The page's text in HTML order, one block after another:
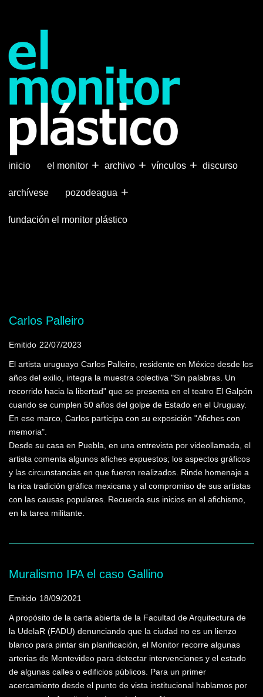
principal
inicio +
el monitor +
archivo +
vínculos discurso
archívese +
pozodeagua
fundación el monitor plástico
Carlos Palleiro
Emitido 22/07/2023
El artista uruguayo Carlos Palleiro, residente en México desde los
años del exilio, integra la muestra colectiva "Sin palabras. Un
recorrido hacia la libertad" que se presenta en el teatro El Galpón
cuando se cumplen 50 años del golpe de Estado en el Uruguay.
En ese marco, Carlos participa con su exposición "Afiches con
memoria".
Desde su casa en Puebla, en una entrevista por videollamada, el
artista comenta algunos afiches expuestos; los aspectos gráficos
y las circunstancias en que fueron realizados. Rinde homenaje a
la rica tradición gráfica mexicana y al compromiso de sus artistas
con las causas populares. Recuerda sus inicios en el afichismo,
en la tarea militante.
Muralismo IPA el caso Gallino
Emitido 18/09/2021
A propósito de la carta abierta de la Facultad de Arquitectura de
la UdelaR (FADU) denunciando que la ciudad no es un lienzo
blanco para pintar sin planificación, el Monitor recorre algunas
arterias de Montevideo para detectar intervenciones y el estado
de algunas calles o edificios públicos. Para un primer
acercamiento desde el punto de vista institucional hablamos por